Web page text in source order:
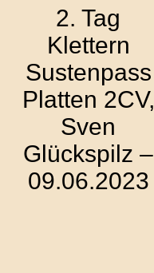
2. Tag
Klettern
Sustenpass
Platten 2CV,
Sven
Glückspilz –
09.06.2023